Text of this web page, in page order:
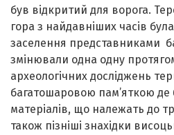
був відкритий для ворога.
гора з найдавніших часів
заселення представниками
змінювали одна одну
археологічних досліджень
багатошаровою пам’яткою де
матеріалів, що належать до
також пізніші знахідки